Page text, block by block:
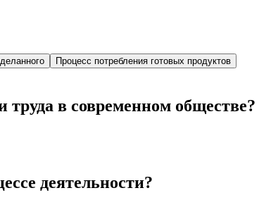
Процесс потребления готовых продуктов
в современном обществе?
деятельности?